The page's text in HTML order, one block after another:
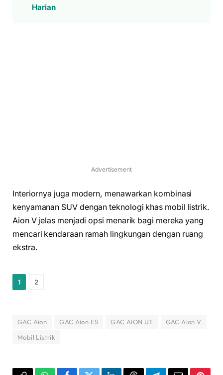
Harian
Advertisement
Interiornya juga modern, menawarkan kombinasi
kenyamanan SUV dengan teknologi khas mobil listrik.
Aion V jelas menjadi opsi menarik bagi mereka yang
mencari kendaraan ramah lingkungan dengan ruang
ekstra.
1 2
GAC Aion GAC Aion ES GAC AION UT
GAC Aion V
Mobil Listrik